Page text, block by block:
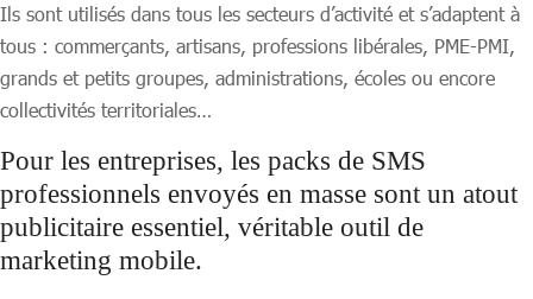
Ils sont utilisés dans tous les secteurs d’activité et s’adaptent à
tous : commerçants, artisans, professions libérales, PME-PMI,
grands et petits groupes, administrations, écoles ou encore
collectivités territoriales…
Pour les entreprises, les packs de SMS
professionnels envoyés en masse sont un atout
publicitaire essentiel, véritable outil de
marketing mobile.